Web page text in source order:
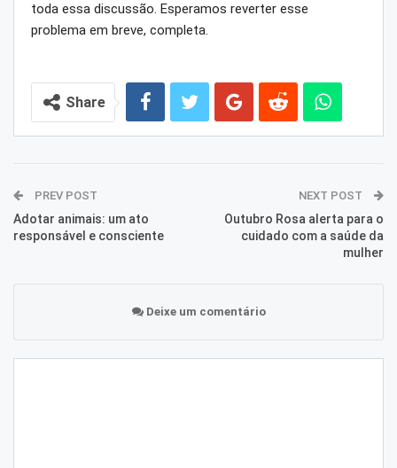
toda essa discussão. Esperamos reverter esse
problema em breve, completa.
Share
PREV POST
Adotar animais: um ato
responsável e consciente
NEXT POST
Outubro Rosa alerta para o
cuidado com a saúde da
mulher
Deixe um comentário